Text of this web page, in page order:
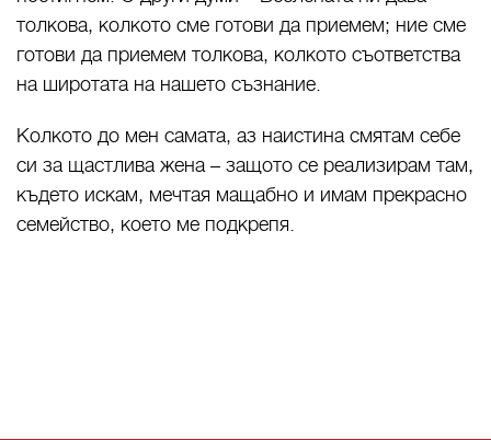
толкова, колкото сме готови да приемем; ние сме
готови да приемем толкова, колкото съответства
на широтата на нашето съзнание.
Колкото до мен самата, аз наистина смятам себе
си за щастлива жена – защото се реализирам там,
където искам, мечтая мащабно и имам прекрасно
семейство, което ме подкрепя.